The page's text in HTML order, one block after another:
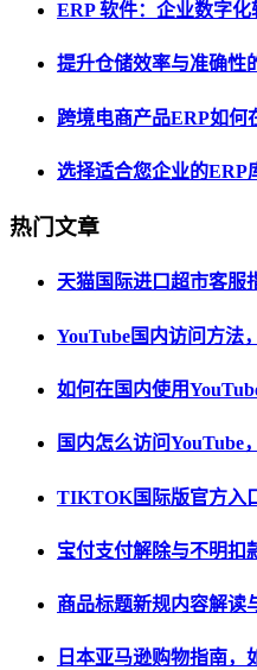
ERP 软件：企业数字
提升仓储效率与准确性
跨境电商产品ERP如何
选择适合您企业的ERP
热门文章
天猫国际进口超市客服
YouTube国内访问方法
如何在国内使用
国内怎么访问YouTube
TIKTOK国际版官方入
宝付支付解除与不明扣
商品标题新规内容解读
日本亚马逊购物指南，